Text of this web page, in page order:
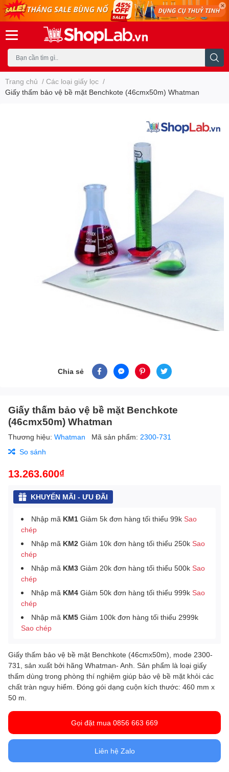
Trang chủ / Các loại giấy lọc /
Giấy thấm bảo vệ bề mặt Benchkote (46cmx50m) Whatman
Chia sẻ
Giấy thấm bảo vệ bề mặt Benchkote
(46cmx50m) Whatman
Thương hiệu: Whatman Mã sản phẩm: 2300-731
So sánh
13.263.600₫
KHUYẾN MÃI - ƯU ĐÃI
Nhập mã KM1 Giảm 5k đơn hàng tối thiểu 99k Sao
chép
Nhập mã KM2 Giảm 10k đơn hàng tối thiểu 250k Sao
chép
Nhập mã KM3 Giảm 20k đơn hàng tối thiểu 500k Sao
chép
Nhập mã KM4 Giảm 50k đơn hàng tối thiểu 999k Sao
chép
Nhập mã KM5 Giảm 100k đơn hàng tối thiểu 2999k
Sao chép
Giấy thấm bảo vệ bề mặt Benchkote (46cmx50m), mode 2300-
731, sản xuất bởi hãng Whatman- Anh. Sản phẩm là loại giấy
thấm dùng trong phòng thí nghiệm giúp bảo vệ bề mặt khỏi các
chất tràn nguy hiểm. Đóng gói dạng cuộn kích thước: 460 mm x
50 m.
Gọi đặt mua 0856 663 669
Liên hệ Zalo